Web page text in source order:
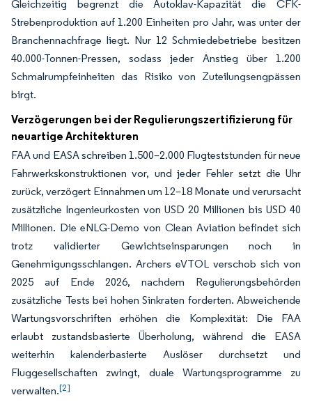
Gleichzeitig begrenzt die Autoklav-Kapazität die CFK-
Strebenproduktion auf 1.200 Einheiten pro Jahr, was unter der
Branchennachfrage liegt. Nur 12 Schmiedebetriebe besitzen
40.000-Tonnen-Pressen, sodass jeder Anstieg über 1.200
Schmalrumpfeinheiten das Risiko von Zuteilungsengpässen
birgt.
Verzögerungen bei der Regulierungszertifizierung für
neuartige Architekturen
FAA und EASA schreiben 1.500–2.000 Flugteststunden für neue
Fahrwerkskonstruktionen vor, und jeder Fehler setzt die Uhr
zurück, verzögert Einnahmen um 12–18 Monate und verursacht
zusätzliche Ingenieurkosten von USD 20 Millionen bis USD 40
Millionen. Die eNLG-Demo von Clean Aviation befindet sich
trotz validierter Gewichtseinsparungen noch in
Genehmigungsschlangen. Archers eVTOL verschob sich von
2025 auf Ende 2026, nachdem Regulierungsbehörden
zusätzliche Tests bei hohen Sinkraten forderten. Abweichende
Wartungsvorschriften erhöhen die Komplexität: Die FAA
erlaubt zustandsbasierte Überholung, während die EASA
weiterhin kalenderbasierte Auslöser durchsetzt und
Fluggesellschaften zwingt, duale Wartungsprogramme zu
verwalten.[2]